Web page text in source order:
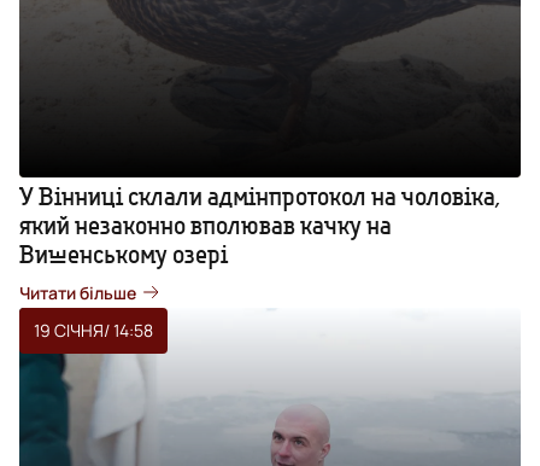
У Вінниці склали адмінпротокол на чоловіка,
який незаконно вполював качку на
Вишенському озері
Читати більше
19 СІЧНЯ/ 14:58